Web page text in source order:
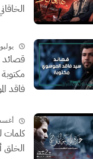
يوليو 17, 2023
قصائد
فاقد
كلمات
الخلق